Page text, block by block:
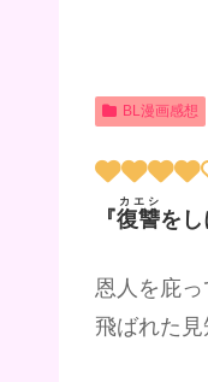
BL漫画感想
『復讐
カエシ
をし
恩人を庇っ
飛ばれた